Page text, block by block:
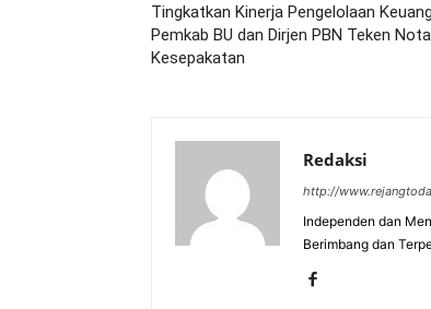
Tingkatkan Kinerja Pengelolaan
Pemkab BU dan Dirjen PBN Teken Nota
Kesepakatan
Redaksi
http://
Independen dan
Berimbang dan